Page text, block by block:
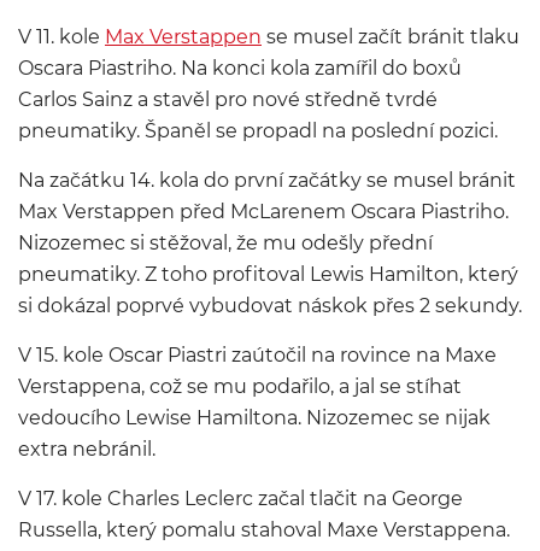
V 11. kole Max Verstappen se musel začít bránit tlaku
Oscara Piastriho. Na konci kola zamířil do boxů
Carlos Sainz a stavěl pro nové středně tvrdé
pneumatiky. Španěl se propadl na poslední pozici.
Na začátku 14. kola do první začátky se musel bránit
Max Verstappen před McLarenem Oscara Piastriho.
Nizozemec si stěžoval, že mu odešly přední
pneumatiky. Z toho profitoval Lewis Hamilton, který
si dokázal poprvé vybudovat náskok přes 2 sekundy.
V 15. kole Oscar Piastri zaútočil na rovince na Maxe
Verstappena, což se mu podařilo, a jal se stíhat
vedoucího Lewise Hamiltona. Nizozemec se nijak
extra nebránil.
V 17. kole Charles Leclerc začal tlačit na George
Russella, který pomalu stahoval Maxe Verstappena.